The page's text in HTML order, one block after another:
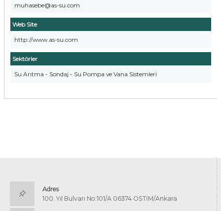
muhasebe@as-su.com
Web Site
http://www.as-su.com
Sektörler
Su Arıtma - Sondaj - Su Pompa ve Vana Sistemleri
Adres
100. Yıl Bulvarı No:101/A 06374 OSTİM/Ankara